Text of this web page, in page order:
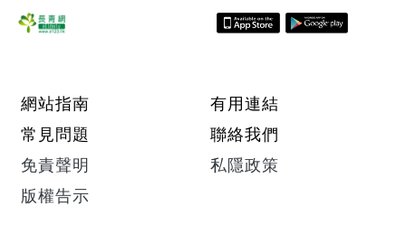
Footer menu
網站指南
有用連結
常見問題
聯絡我們
免責聲明
私隱政策
版權告示